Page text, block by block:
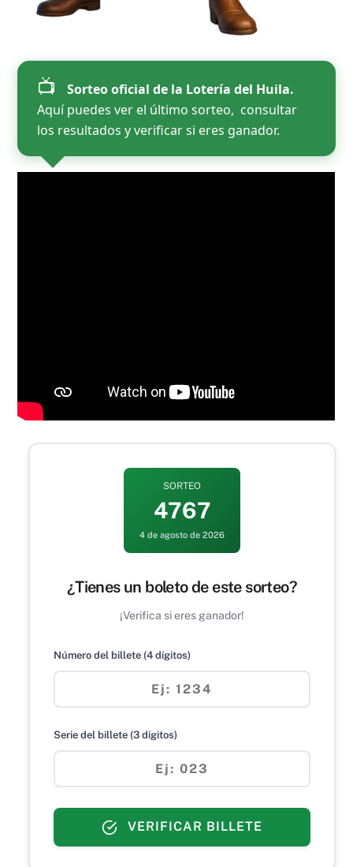
📺
Sorteo oficial de la Lotería del Huila.
Aquí puedes ver el último sorteo, consultar
los resultados y verificar si eres ganador.
SORTEO
4767
4 de agosto de 2026
¿Tienes un boleto de este sorteo?
¡Verifica si eres ganador!
Número del billete (4 dígitos)
Serie del billete (3 dígitos)
VERIFICAR BILLETE